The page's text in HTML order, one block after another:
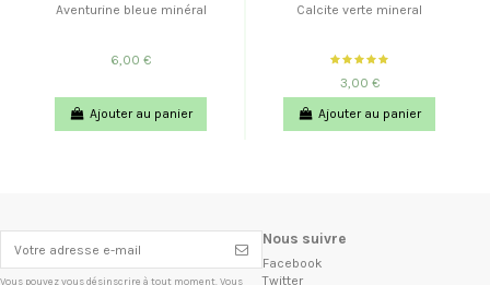
Aventurine bleue minéral
6,00 €
Ajouter au panier
Calcite verte mineral
3,00 €
Ajouter au panier
Vous pouvez vous désinscrire à tout moment. Vous
Nous suivre
Facebook
Twitter